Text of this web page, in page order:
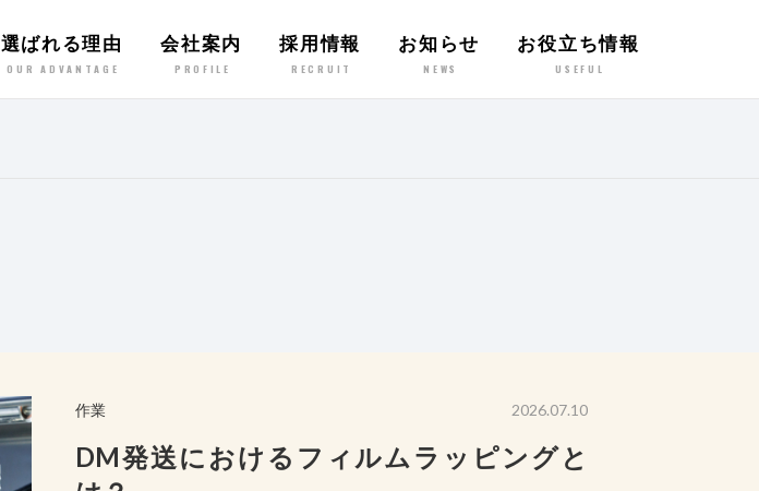
選ばれる理由
OUR ADVANTAGE
会社案内
PROFILE
採用情報
RECRUIT
お知らせ
NEWS
お役立ち情報
USEFUL
作業 2026.07.10
DM発送におけるフィルムラッピングと